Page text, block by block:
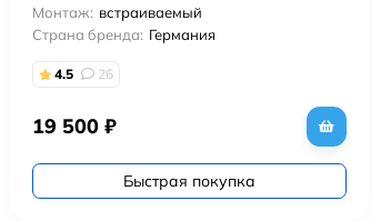
Монтаж: встраиваемый
Страна бренда: Германия
4.5 26
19 500₽
Быстрая покупка